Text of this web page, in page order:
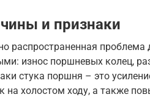
и признаки
распространенная проблема
износ поршневых колец,
стука поршня – это
на холостом ходу, а также